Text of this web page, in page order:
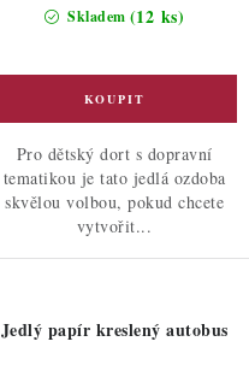
Skladem (12 ks)
Pro dětský dort s dopravní
tematikou je tato jedlá ozdoba
skvělou volbou, pokud chcete
vytvořit...
Jedlý papír kreslený autobus